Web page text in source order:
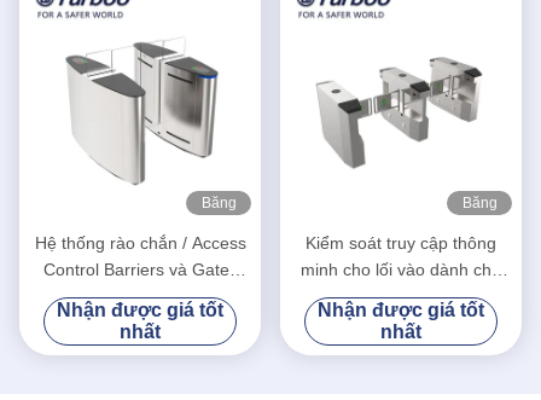
Băng
Hệ thống rào chắn / Access
Control Barriers và Gates
24V Điện áp động cơ
Nhận được giá tốt
nhất
Băng
Kiểm soát truy cập thông
minh cho lối vào dành cho
người đi bộ cho kiểm soát
đám đông bán lẻ
Nhận được giá tốt
nhất